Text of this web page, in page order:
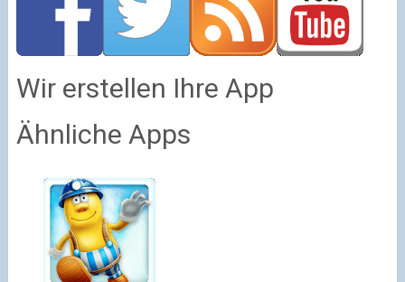
Wir erstellen Ihre App
Ähnliche Apps